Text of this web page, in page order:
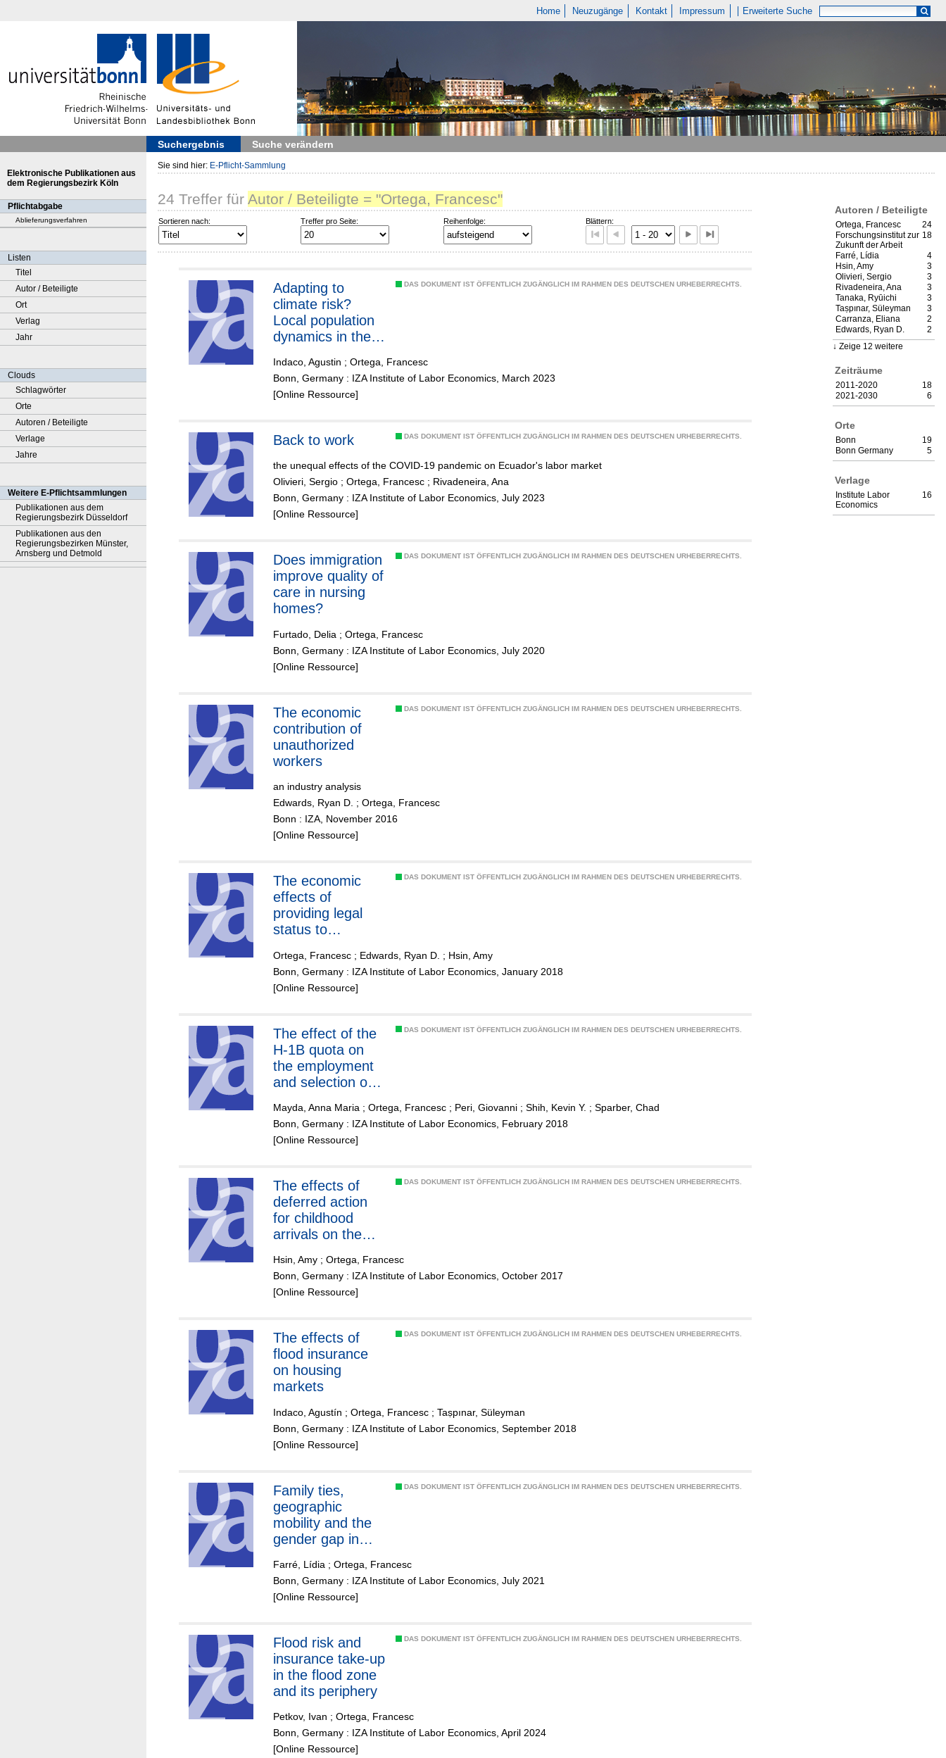
Home Neuzugänge Kontakt Impressum Erweiterte Suche
Suchergebnis Suche verändern
Elektronische Publikationen aus
dem Regierungsbezirk Köln
Pflichtabgabe
Ablieferungsverfahren
Listen
Titel
Autor / Beteiligte
Ort
Verlag
Jahr
Clouds
Schlagwörter
Orte
Autoren / Beteiligte
Verlage
Jahre
Weitere E-Pflichtsammlungen
Publikationen aus dem
Regierungsbezirk Düsseldorf
Publikationen aus den
Regierungsbezirken Münster,
Arnsberg und Detmold
Sie sind hier: E-Pflicht-Sammlung
Autoren / Beteiligte
24
Ortega, Francesc
18
Forschungsinstitut zur
Zukunft der Arbeit
4
Farré, Lídia
3
Hsin, Amy
3
Olivieri, Sergio
3
Rivadeneira, Ana
3
Tanaka, Ryūichi
3
Taṣpınar, Süleyman
2
Carranza, Eliana
2
Edwards, Ryan D.
Zeige 12 weitere
Zeiträume
18
2011-2020
6
2021-2030
Orte
19
Bonn
5
Bonn Germany
Verlage
16
Institute Labor
Economics
24 Treffer für Autor / Beteiligte = "Ortega, Francesc"
Sortieren nach: Treffer pro Seite: Reihenfolge: Blättern:
DAS DOKUMENT IST ÖFFENTLICH ZUGÄNGLICH IM RAHMEN DES DEUTSCHEN URHEBERRECHTS.
Adapting to
climate risk?
Local population
dynamics in the
Indaco, Agustin ; Ortega, Francesc
Bonn, Germany : IZA Institute of Labor Economics, March 2023
[Online Ressource]
DAS DOKUMENT IST ÖFFENTLICH ZUGÄNGLICH IM RAHMEN DES DEUTSCHEN URHEBERRECHTS.
Back to work
the unequal effects of the COVID-19 pandemic on Ecuador's labor market
Olivieri, Sergio ; Ortega, Francesc ; Rivadeneira, Ana
Bonn, Germany : IZA Institute of Labor Economics, July 2023
[Online Ressource]
DAS DOKUMENT IST ÖFFENTLICH ZUGÄNGLICH IM RAHMEN DES DEUTSCHEN URHEBERRECHTS.
Does immigration
improve quality of
care in nursing
homes?
Furtado, Delia ; Ortega, Francesc
Bonn, Germany : IZA Institute of Labor Economics, July 2020
[Online Ressource]
DAS DOKUMENT IST ÖFFENTLICH ZUGÄNGLICH IM RAHMEN DES DEUTSCHEN URHEBERRECHTS.
The economic
contribution of
unauthorized
workers
an industry analysis
Edwards, Ryan D. ; Ortega, Francesc
Bonn : IZA, November 2016
[Online Ressource]
DAS DOKUMENT IST ÖFFENTLICH ZUGÄNGLICH IM RAHMEN DES DEUTSCHEN URHEBERRECHTS.
The economic
effects of
providing legal
status to
Ortega, Francesc ; Edwards, Ryan D. ; Hsin, Amy
Bonn, Germany : IZA Institute of Labor Economics, January 2018
[Online Ressource]
DAS DOKUMENT IST ÖFFENTLICH ZUGÄNGLICH IM RAHMEN DES DEUTSCHEN URHEBERRECHTS.
The effect of the
H-1B quota on
the employment
and selection of
Mayda, Anna Maria ; Ortega, Francesc ; Peri, Giovanni ; Shih, Kevin Y. ; Sparber, Chad
Bonn, Germany : IZA Institute of Labor Economics, February 2018
[Online Ressource]
DAS DOKUMENT IST ÖFFENTLICH ZUGÄNGLICH IM RAHMEN DES DEUTSCHEN URHEBERRECHTS.
The effects of
deferred action
for childhood
arrivals on the
outcomes of
undocumented
students
Hsin, Amy ; Ortega, Francesc
Bonn, Germany : IZA Institute of Labor Economics, October 2017
[Online Ressource]
DAS DOKUMENT IST ÖFFENTLICH ZUGÄNGLICH IM RAHMEN DES DEUTSCHEN URHEBERRECHTS.
The effects of
flood insurance
on housing
markets
Indaco, Agustín ; Ortega, Francesc ; Taṣpınar, Süleyman
Bonn, Germany : IZA Institute of Labor Economics, September 2018
[Online Ressource]
DAS DOKUMENT IST ÖFFENTLICH ZUGÄNGLICH IM RAHMEN DES DEUTSCHEN URHEBERRECHTS.
Family ties,
geographic
mobility and the
gender gap in
aspirations
Farré, Lídia ; Ortega, Francesc
Bonn, Germany : IZA Institute of Labor Economics, July 2021
[Online Ressource]
DAS DOKUMENT IST ÖFFENTLICH ZUGÄNGLICH IM RAHMEN DES DEUTSCHEN URHEBERRECHTS.
Flood risk and
insurance take-up
in the flood zone
and its periphery
Petkov, Ivan ; Ortega, Francesc
Bonn, Germany : IZA Institute of Labor Economics, April 2024
[Online Ressource]